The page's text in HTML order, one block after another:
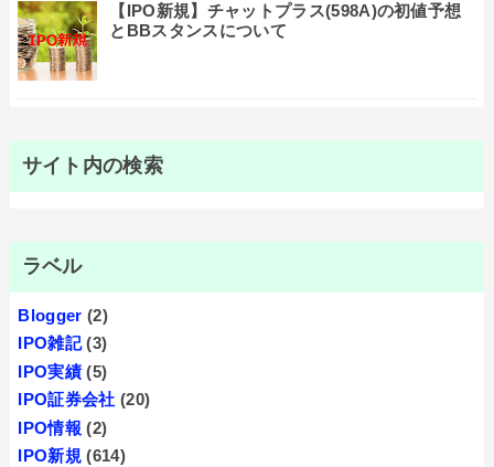
【IPO新規】チャットプラス(598A)の初値予想
とBBスタンスについて
サイト内の検索
ラベル
Blogger (2)
IPO雑記 (3)
IPO実績 (5)
IPO証券会社 (20)
IPO情報 (2)
IPO新規 (614)